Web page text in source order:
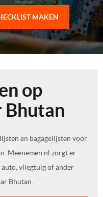
MAKEN
op
Bhutan
en bagagelijsten voor
Meenemen.nl zorgt er
vliegtuig of ander
Bhutan.